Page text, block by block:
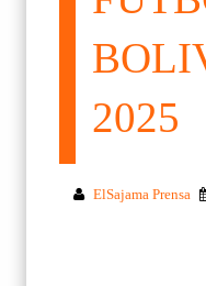
2025
ElSajama Prensa